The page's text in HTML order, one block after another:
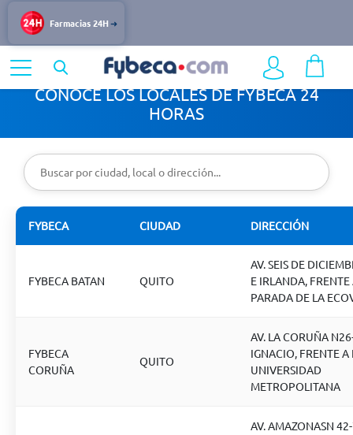
Farmacias 24H
CONOCE LOS LOCALES DE FYBECA 24
HORAS
FYBECA CIUDAD DIRECCIÓN
FYBECA BATAN QUITO
AV. SEIS DE
E IRLANDA, FRENTE
PARADA DE LA
FYBECA
CORUÑA
QUITO
AV. LA CORUÑA
IGNACIO, FRENTE A
UNIVERSIDAD
METROPOLITANA
AV. AMAZONASN